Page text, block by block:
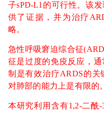
子sPD-L1的可行性。该
供了证据，并为治疗
略。
急性呼吸窘迫综合征
征是过度的免疫反应，
制是有效治疗ARDS的
对肺部的能力上是有限的。
本研究利用含有1,2-二酰